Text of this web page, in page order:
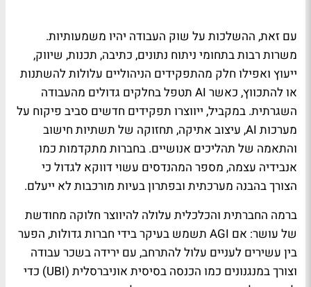
עם זאת, ההשלכות על שוק העבודה יהיו משמעותיות.
משרות רבות בתחומי ניתוח נתונים, כתיבה, תכנות, שיווק,
ייעוץ ואפילו חלק מהתפקידים הניהוליים עלולות להשתנות
או להתכווץ, כאשר AI תטפל בחלקים גדולים מהעבודה
השגרתית. במקביל, ייווצרו תפקידים חדשים סביב פיקוח על
מערכות AI, עיצוב אתיקה, תחזוקה של תשתיות חישוב
והתאמה של תהליכים אנושיים. בחברות מתקדמות כמו
אנבידיה עצמה, מספר המהנדסים עשוי דווקא לגדול כי
הצורך בהבנה מערכתית ובפתרון בעיות מורכבות לא ייעלם.
ברמה החברתית והכלכלית עלולה להיווצר חלוקה מחודשת
של עושר: אם AGI תשמש בעיקר בידי חברות גדולות, הפער
בין עשירים לעניים עלול להתרחב, עם ירידה בשכר עבודה
וצורך במנגנונים כמו הכנסה בסיסית אוניברסלית (UBI) כדי